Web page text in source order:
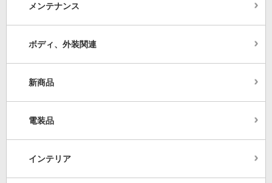
メンテナンス
ボディ、外装関連
新商品
電装品
インテリア